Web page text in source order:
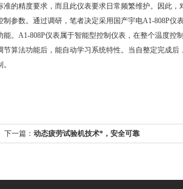
的精度要求，而且此仪表要求日常频繁维护。因此，
参数。通过调研，笔者决定采用国产宇电A1-808P仪
。A1-808P仪表属于智能型控制仪表，在整个温度控
算法功能后，能自动学习系统特性。当自整定完成后
。
下一篇： 动态疲劳试验机技术*，安全可靠